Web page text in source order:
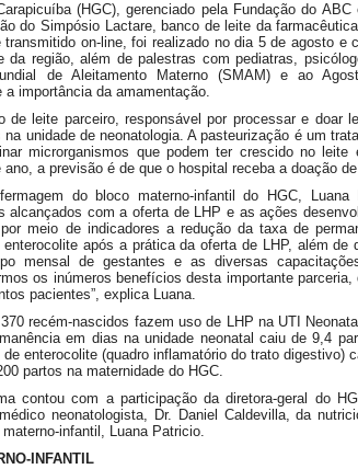
(HGC), gerenciado pela Fundação do
do Simpósio Lactare, banco de leite da
transmitido on-line, foi realizado no dia 5 de agosto e
da região, além de palestras com pediatras,
de Aleitamento Materno (SMAM) e ao
importância da amamentação.
de leite parceiro, responsável por processar e doar
na unidade de neonatologia. A pasteurização é um
microrganismos que podem ter crescido no
a previsão é de que o hospital receba a doação
do bloco materno-infantil do HGC,
alcançados com a oferta de LHP e as ações
meio de indicadores a redução da taxa de
após a prática da oferta de LHP, além
mensal de gestantes e as diversas
os inúmeros benefícios desta importante
pacientes”, explica Luana.
recém-nascidos fazem uso de LHP na UTI
em dias na unidade neonatal caiu de 9,4
enterocolite (quadro inflamatório do trato digestivo)
partos na maternidade do HGC.
contou com a participação da diretora-geral do
neonatologista, Dr. Daniel Caldevilla, da
infantil, Luana Patricio.
INFANTIL